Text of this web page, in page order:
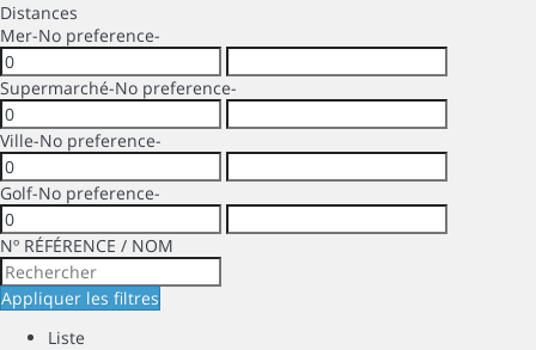
Distances
Mer-No preference-
Supermarché-No preference-
Ville-No preference-
Golf-No preference-
Nº RÉFÉRENCE / NOM
Appliquer les filtres
Liste